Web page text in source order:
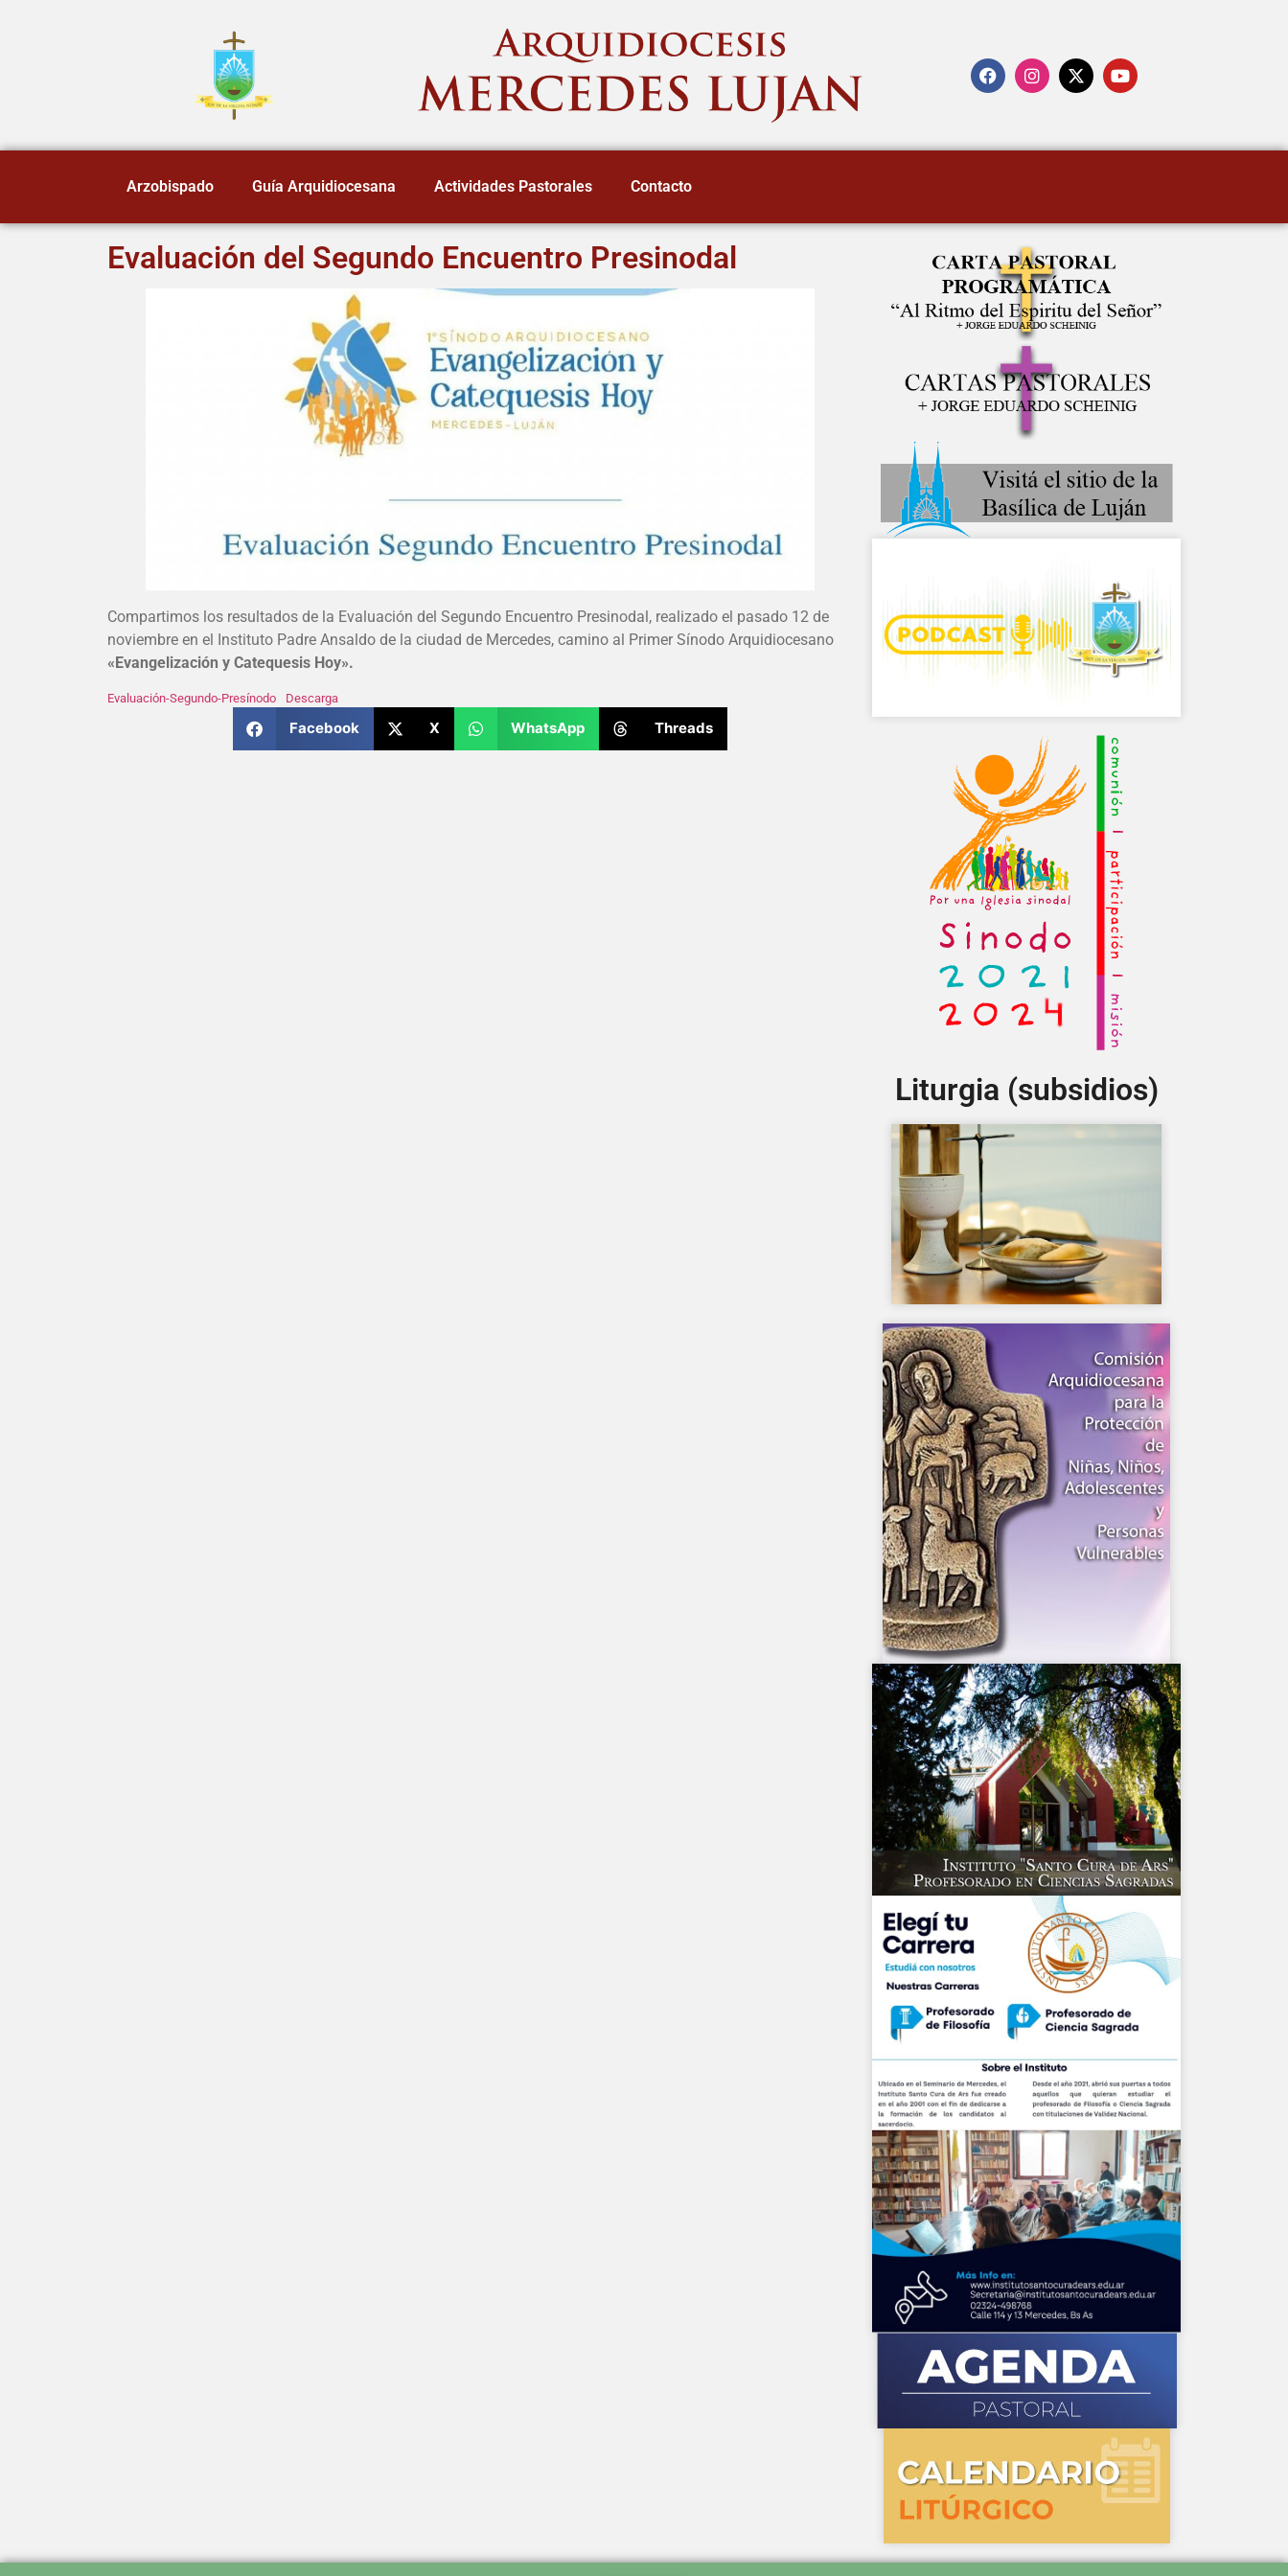
Arzobispado Guía Arquidiocesana Actividades Pastorales Contacto
Evaluación del Segundo Encuentro Presinodal
Compartimos los resultados de la Evaluación del Segundo Encuentro Presinodal, realizado el pasado 12 de
noviembre en el Instituto Padre Ansaldo de la ciudad de Mercedes, camino al Primer Sínodo Arquidiocesano
«Evangelización y Catequesis Hoy».
Evaluación-Segundo-Presínodo Descarga
Facebook X WhatsApp Threads
Liturgia (subsidios)